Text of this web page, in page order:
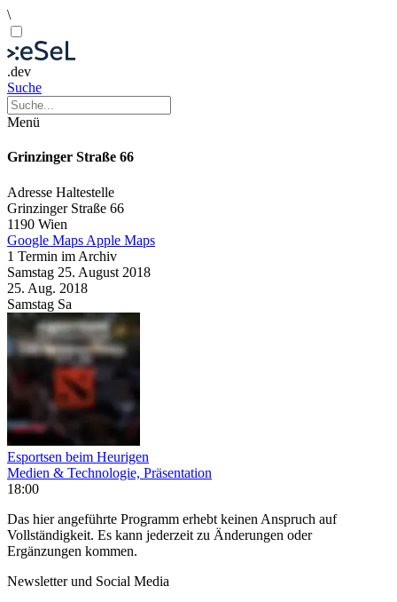
\
.dev
Suche
Menü
Grinzinger Straße 66
Adresse Haltestelle
Grinzinger Straße 66
1190 Wien
Google Maps Apple Maps
1 Termin im Archiv
Samstag 25. August 2018
25. Aug. 2018
Samstag Sa
Esportsen beim Heurigen
Medien & Technologie, Präsentation
18:00
Das hier angeführte Programm erhebt keinen Anspruch auf
Vollständigkeit. Es kann jederzeit zu Änderungen oder
Ergänzungen kommen.
Newsletter und Social Media